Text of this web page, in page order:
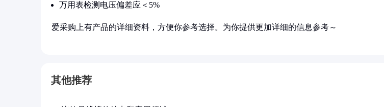
万用表检测电压偏差应＜5%
爱采购上有产品的详细资料，方便你参考选择。为你提供更加详细的信息参考～
其他推荐